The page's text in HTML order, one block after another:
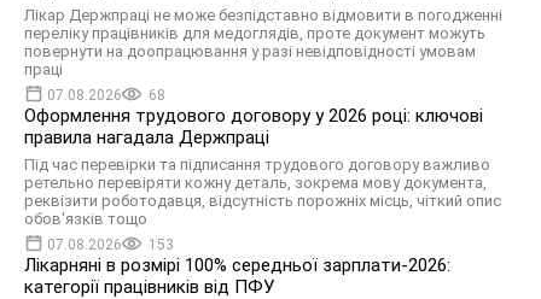
Лікар Держпраці не може безпідставно відмовити в погодженні
переліку працівників для медоглядів, проте документ можуть
повернути на доопрацювання у разі невідповідності умовам
праці
07.08.2026 68
Оформлення трудового договору у 2026 році: ключові
правила нагадала Держпраці
Під час перевірки та підписання трудового договору важливо
ретельно перевіряти кожну деталь, зокрема мову документа,
реквізити роботодавця, відсутність порожніх місць, чіткий опис
обов'язків тощо
07.08.2026 153
Лікарняні в розмірі 100% середньої зарплати-2026:
категорії працівників від ПФУ